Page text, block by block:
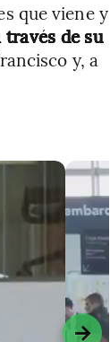
que viene y
de su
y, a